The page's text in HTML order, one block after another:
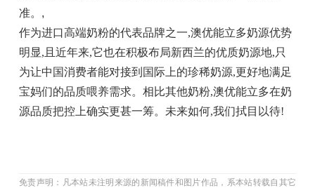
准。 ,
作为进口高端奶粉的代表品牌之一,澳优能立多奶源优势
明显,且近年来,它也在积极布局新西兰的优质奶源地,只
为让中国消费者能对接到国际上的珍稀奶源,更好地满足
宝妈们的品质喂养需求。相比其他奶粉,澳优能立多在奶
源品质把控上确实更甚一筹。未来如何,我们拭目以待!
免责声明：凡本站未注明来源的新闻稿件和图片作品，系本站转载自其它